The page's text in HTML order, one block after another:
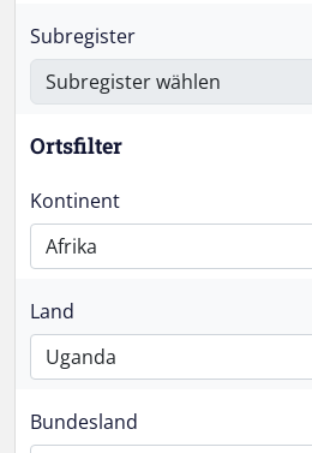
Subregister
Ortsfilter
Kontinent
Afrika
Land
Uganda
Bundesland